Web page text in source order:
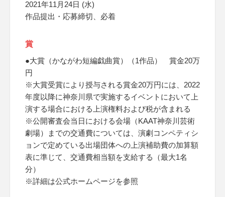
2021年11月24日 (水)
作品提出・応募締切、必着
賞
●大賞（かながわ短編戯曲賞）（1作品） 賞金20万
円
※大賞受賞により授与される賞金20万円には、2022
年度以降に神奈川県で実施するイベントにおいて上
演する場合における上演権料および税が含まれる
※公開審査会当日における会場（KAAT神奈川芸術
劇場）までの交通費については、演劇コンペティシ
ョンで定めている出場団体への上演補助費の加算額
表に準じて、交通費相当額を支給する（最大1名
分）
※詳細は公式ホームページを参照